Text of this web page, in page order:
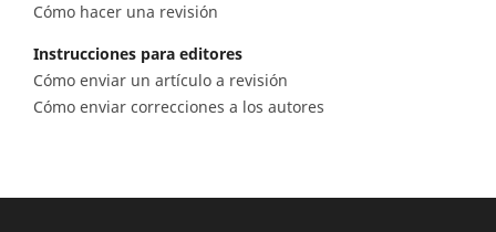
Cómo hacer una revisión
Instrucciones para editores
Cómo enviar un artículo a revisión
Cómo enviar correcciones a los autores